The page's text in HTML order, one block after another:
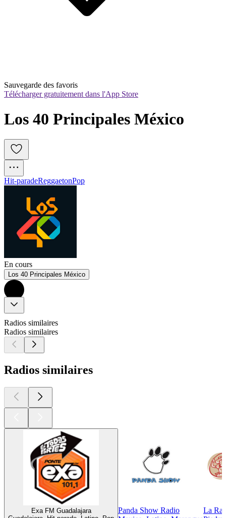
Sauvegarde des favoris
Télécharger gratuitement dans l'App Store
Los 40 Principales México
Hit-paradeReggaetonPop
En cours
Los 40 Principales México
Radios similaires
Radios similaires
Radios similaires
Exa FM Guadalajara
Panda Show Radio
La